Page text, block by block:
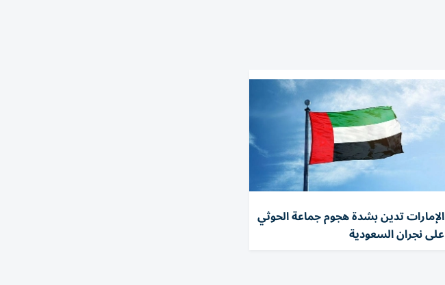
الإمارات تدين بشدة هجوم جماعة الحوثي
على نجران السعودية